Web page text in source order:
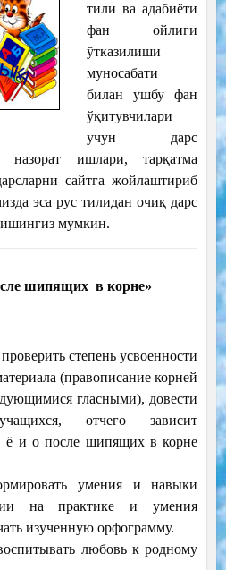
тили ва адабиёти
фан ойлиги
ўтказилиши
муносабати
билан ушбу фан
ўқитувчилари
учун дарс
назорат ишлари, тарқатма
сайтга жойлаштириб
эса рус тилидан очиқ дарс
мумкин.
шипящих в корне»
проверить степень усвоенности
(правописание корней
гласными), довести
отчего зависит
ё и о после шипящих в корне
умения и навыки
на практике и умения
изученную орфограмму.
любовь к родному